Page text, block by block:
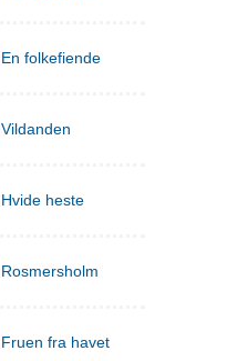
En folkefiende
Vildanden
Hvide heste
Rosmersholm
Fruen fra havet